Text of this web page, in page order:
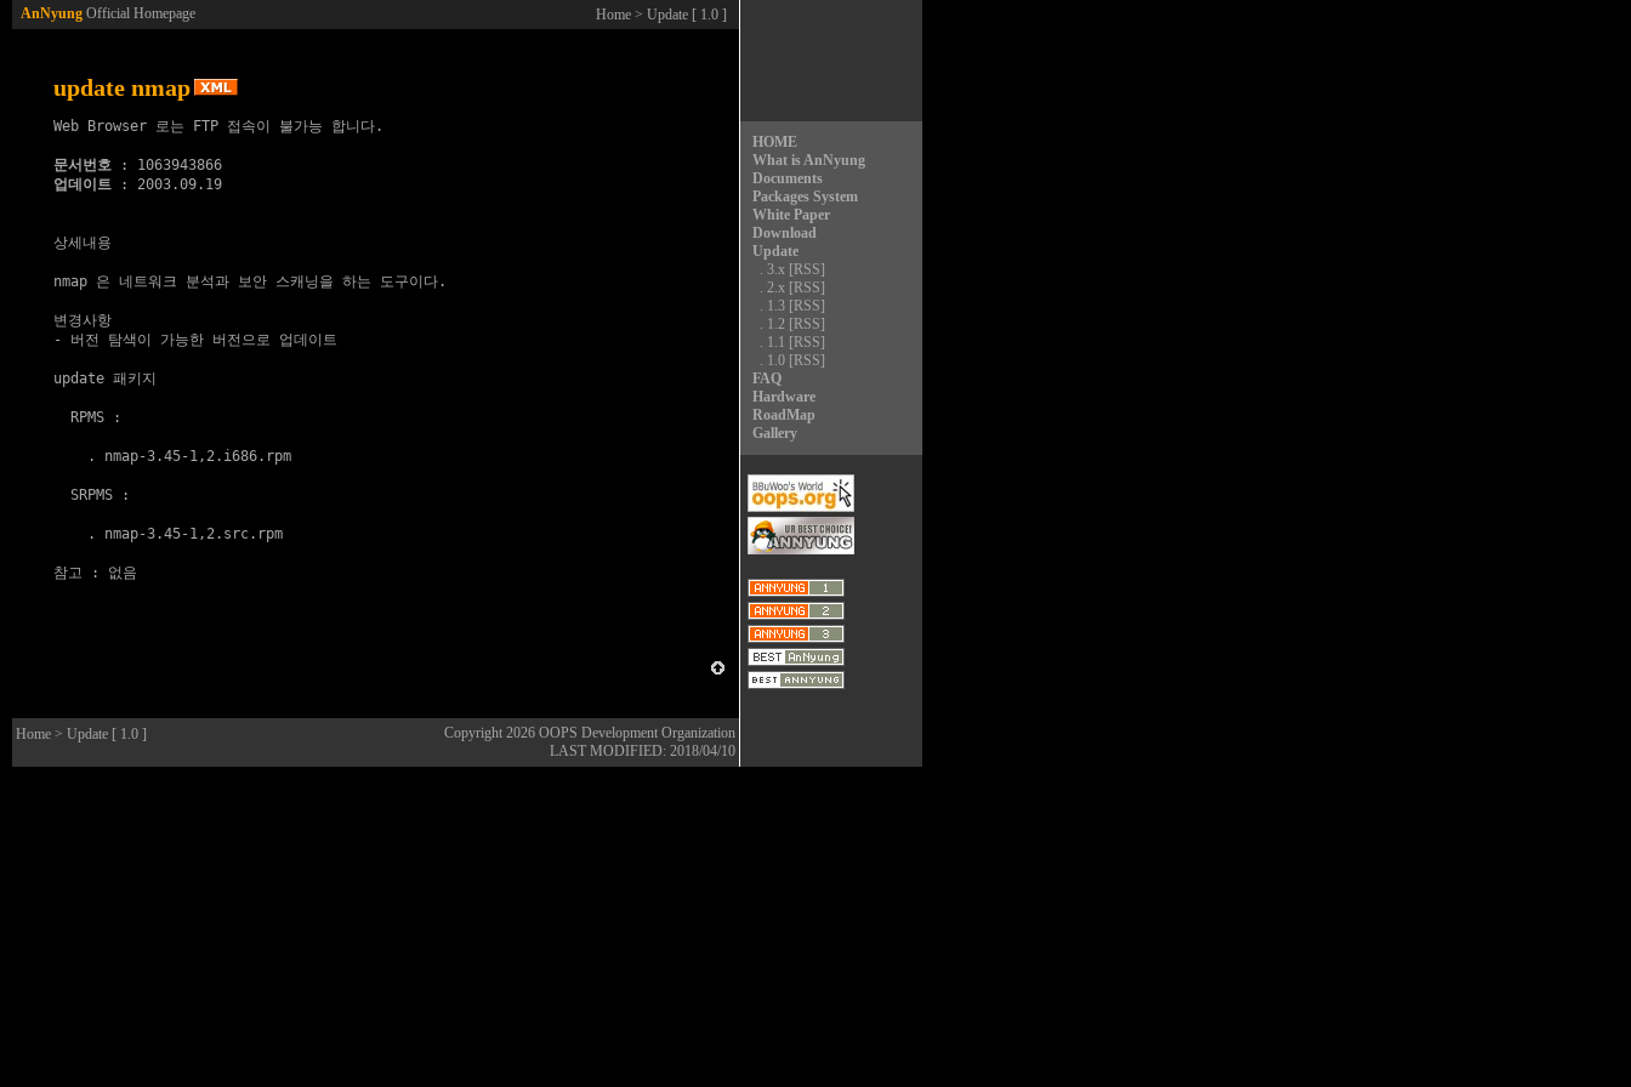
AnNyung Official Homepage Home > Update [ 1.0 ]
HOME
What is AnNyung
Documents
Packages System
White Paper
Download
Update
. 3.x [RSS]
. 2.x [RSS]
. 1.3 [RSS]
. 1.2 [RSS]
. 1.1 [RSS]
. 1.0 [RSS]
FAQ
Hardware
RoadMap
Gallery
update nmap
Web Browser 로는 FTP 접속이 불가능 합니다.
문서번호
업데이트 : 2003.09.19
상세내용
nmap 은 네트워크 분석과 보안 스캐닝을 하는 도구이다.
변경사항
- 버전 탐색이 가능한 버전으로 업데이트
update 패키지
  RPMS :
    .
nmap-3.45-1,2.i686.rpm
  SRPMS :
    .
nmap-3.45-1,2.src.rpm
참고 : 없음
Home > Update [ 1.0 ] Copyright 2026 OOPS Development Organization
LAST MODIFIED: 2018/04/10